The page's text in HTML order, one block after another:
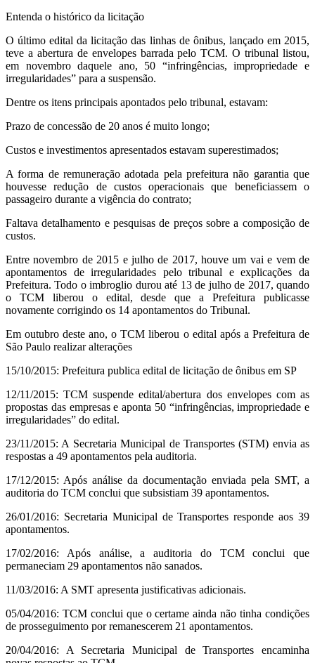
Entenda o histórico da licitação
O último edital da licitação das linhas de ônibus, lançado em 2015,
teve a abertura de envelopes barrada pelo TCM. O tribunal listou,
em novembro daquele ano, 50 “infringências, impropriedade e
irregularidades” para a suspensão.
Dentre os itens principais apontados pelo tribunal, estavam:
Prazo de concessão de 20 anos é muito longo;
Custos e investimentos apresentados estavam superestimados;
A forma de remuneração adotada pela prefeitura não garantia que
houvesse redução de custos operacionais que beneficiassem o
passageiro durante a vigência do contrato;
Faltava detalhamento e pesquisas de preços sobre a composição de
custos.
Entre novembro de 2015 e julho de 2017, houve um vai e vem de
apontamentos de irregularidades pelo tribunal e explicações da
Prefeitura. Todo o imbroglio durou até 13 de julho de 2017, quando
o TCM liberou o edital, desde que a Prefeitura publicasse
novamente corrigindo os 14 apontamentos do Tribunal.
Em outubro deste ano, o TCM liberou o edital após a Prefeitura de
São Paulo realizar alterações
15/10/2015: Prefeitura publica edital de licitação de ônibus em SP
12/11/2015: TCM suspende edital/abertura dos envelopes com as
propostas das empresas e aponta 50 “infringências, impropriedade e
irregularidades” do edital.
23/11/2015: A Secretaria Municipal de Transportes (STM) envia as
respostas a 49 apontamentos pela auditoria.
17/12/2015: Após análise da documentação enviada pela SMT, a
auditoria do TCM conclui que subsistiam 39 apontamentos.
26/01/2016: Secretaria Municipal de Transportes responde aos 39
apontamentos.
17/02/2016: Após análise, a auditoria do TCM conclui que
permaneciam 29 apontamentos não sanados.
11/03/2016: A SMT apresenta justificativas adicionais.
05/04/2016: TCM conclui que o certame ainda não tinha condições
de prosseguimento por remanescerem 21 apontamentos.
20/04/2016: A Secretaria Municipal de Transportes encaminha